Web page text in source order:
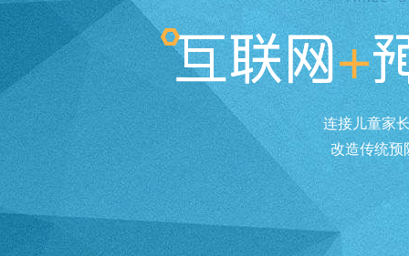
连接儿童家
改造传统预